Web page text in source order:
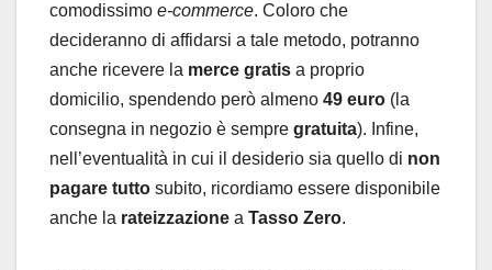
comodissimo e-commerce. Coloro che
decideranno di affidarsi a tale metodo, potranno
anche ricevere la merce gratis a proprio
domicilio, spendendo però almeno 49 euro (la
consegna in negozio è sempre gratuita). Infine,
nell’eventualità in cui il desiderio sia quello di non
pagare tutto subito, ricordiamo essere disponibile
anche la rateizzazione a Tasso Zero.